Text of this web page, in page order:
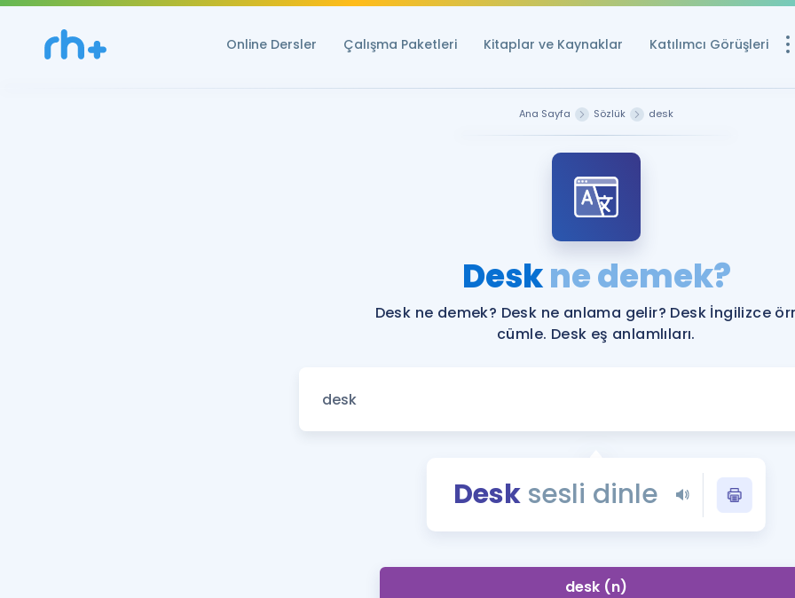
Online Dersler Çalışma Paketleri Kitaplar ve Kaynaklar Katılımcı Görüşleri
YDS ve YÖKDİL
Rehberlik Aracı
YDS ve YÖKDİL'e
Tüm ÖSYM
Blog
YDS - YÖKDİL
İngilizce Gramer
Ana Sayfa Sözlük desk
Deskne demek?
Desk ne demek? Desk ne anlama gelir? Desk İngilizce
cümle. Desk eş anlamlıları.
Desksesli dinle
desk (n)